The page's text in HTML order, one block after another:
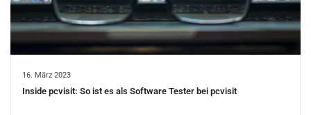
16. März 2023
Inside pcvisit: So ist es als Software Tester bei pcvisit